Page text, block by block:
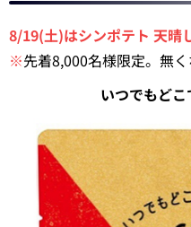
8/19(土)はシンポテト 天晴
※先着8,000名様限定。無く
いつでもど